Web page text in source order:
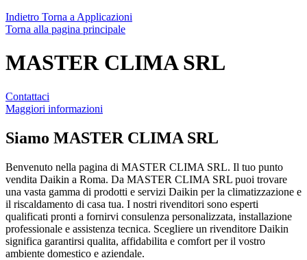
Indietro Torna a Applicazioni
Torna alla pagina principale
MASTER CLIMA SRL
Contattaci
Maggiori informazioni
Siamo MASTER CLIMA SRL
Benvenuto nella pagina di MASTER CLIMA SRL. Il tuo punto
vendita Daikin a Roma. Da MASTER CLIMA SRL puoi trovare
una vasta gamma di prodotti e servizi Daikin per la climatizzazione e
il riscaldamento di casa tua. I nostri rivenditori sono esperti
qualificati pronti a fornirvi consulenza personalizzata, installazione
professionale e assistenza tecnica. Scegliere un rivenditore Daikin
significa garantirsi qualita, affidabilita e comfort per il vostro
ambiente domestico e aziendale.